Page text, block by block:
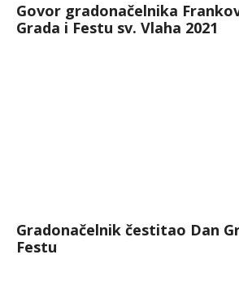
Govor gradonačelnika
Grada i Festu sv. Vlaha 2021
Gradonačelnik čestitao Dan
Festu